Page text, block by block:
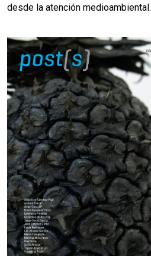
desde la atención medioambiental.